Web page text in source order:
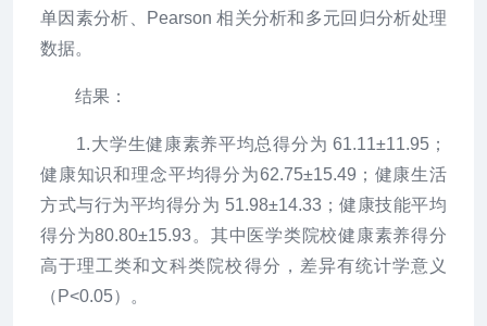
单因素分析、Pearson 相关分析和多元回归分析处理
数据。
结果：
1.大学生健康素养平均总得分为 61.11±11.95；
健康知识和理念平均得分为62.75±15.49；健康生活
方式与行为平均得分为 51.98±14.33；健康技能平均
得分为80.80±15.93。其中医学类院校健康素养得分
高于理工类和文科类院校得分，差异有统计学意义
（P<0.05）。